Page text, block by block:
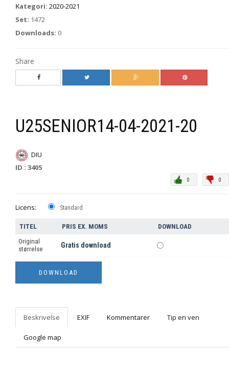
Kategori: 2020-2021
Set: 1472
Downloads: 0
Share
U25SENIOR14-04-2021-20
DIU
ID : 3405
0
0
Licens: Standard
TITEL PRIS EX. MOMS
DOWNLOAD
Original
størrelse
Gratis download
Beskrivelse EXIF Kommentarer Tip en ven
Google map